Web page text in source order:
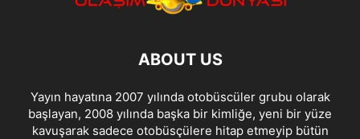
ABOUT US
Yayın hayatına 2007 yılında otobüscüler grubu olarak
başlayan, 2008 yılında başka bir kimliğe, yeni bir yüze
kavuşarak sadece otobüsçülere hitap etmeyip bütün